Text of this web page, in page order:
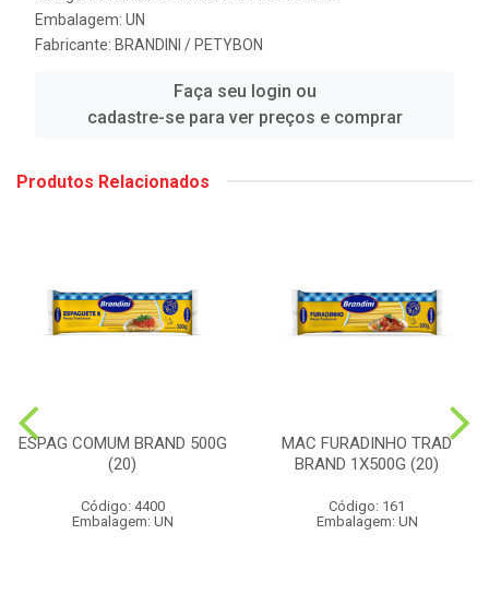
Embalagem: UN
Fabricante: BRANDINI / PETYBON
Faça seu login ou
cadastre-se para ver preços e comprar
Produtos Relacionados
ESPAG COMUM BRAND 500G
(20)
Código: 4400
Embalagem: UN
MAC FURADINHO TRAD
BRAND 1X500G (20)
Código: 161
Embalagem: UN